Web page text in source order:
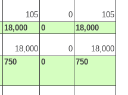
105
0
105
18,000 0 18,000
18,000 0
18,000
750 0 750